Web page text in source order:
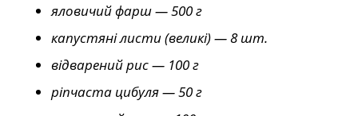
яловичий фарш — 500 г
капустяні листи (великі) — 8 шт.
відварений рис — 100 г
ріпчаста цибуля — 50 г